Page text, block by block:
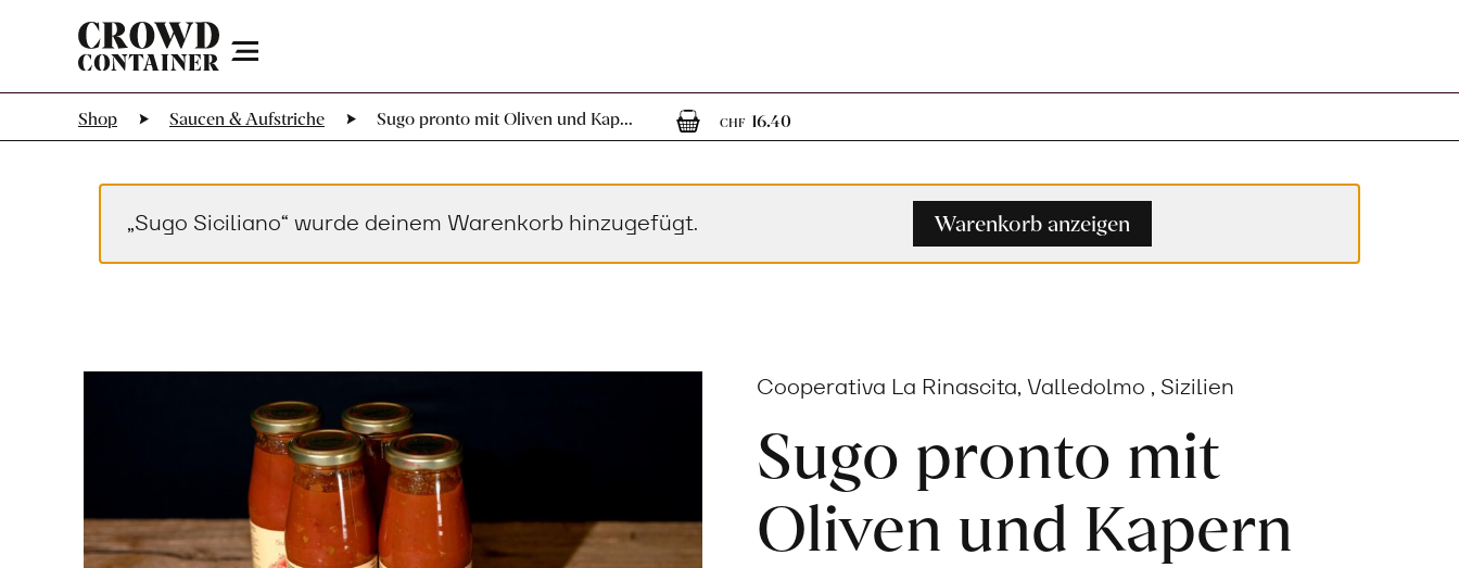
Menu
Shop Saucen & Aufstriche Sugo pronto mit Oliven und Kap...
CHF 16.401 Artikel im Warenkorb
„Sugo Siciliano“ wurde deinem Warenkorb hinzugefügt. Warenkorb anzeigen
Cooperativa La Rinascita, Valledolmo , Sizilien
Sugo pronto mit
Oliven und Kapern